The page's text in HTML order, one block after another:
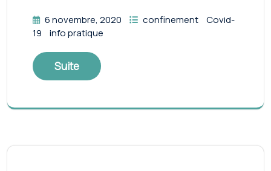
6 novembre, 2020 confinement
Covid-
19
info pratique
Suite